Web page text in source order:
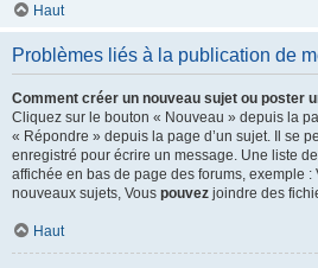
Haut
Problèmes liés à la publication de
Comment créer un nouveau sujet ou poster
Cliquez sur le bouton « Nouveau » depuis la
« Répondre » depuis la page d’un sujet. Il se
enregistré pour écrire un message. Une liste
affichée en bas de page des forums, exemple :
nouveaux sujets, Vous pouvez joindre des
Haut